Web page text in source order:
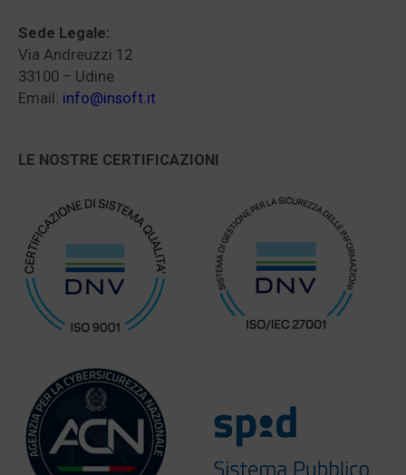
Sede Legale:
Via Andreuzzi 12
33100 – Udine
Email: info@insoft.it
LE NOSTRE CERTIFICAZIONI